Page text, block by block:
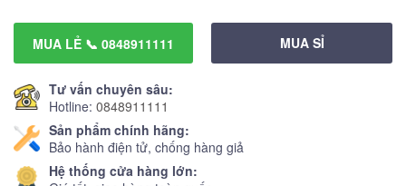
MUA LẺ 📞 0848911111 MUA SỈ
Tư vấn chuyên sâu:
Hotline: 0848911111
Sản phẩm chính hãng:
Bảo hành điện tử, chống hàng giả
Hệ thống cửa hàng lớn: